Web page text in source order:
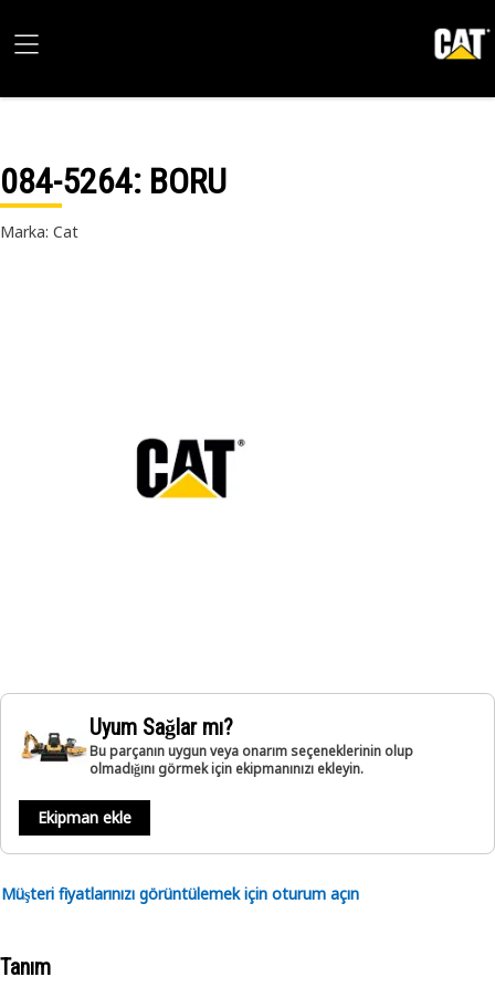
084-5264: BORU
Marka: Cat
Uyum Sağlar mı?
Bu parçanın uygun veya onarım seçeneklerinin olup
olmadığını görmek için ekipmanınızı ekleyin.
Ekipman ekle
Müşteri fiyatlarınızı görüntülemek için oturum açın
Tanım